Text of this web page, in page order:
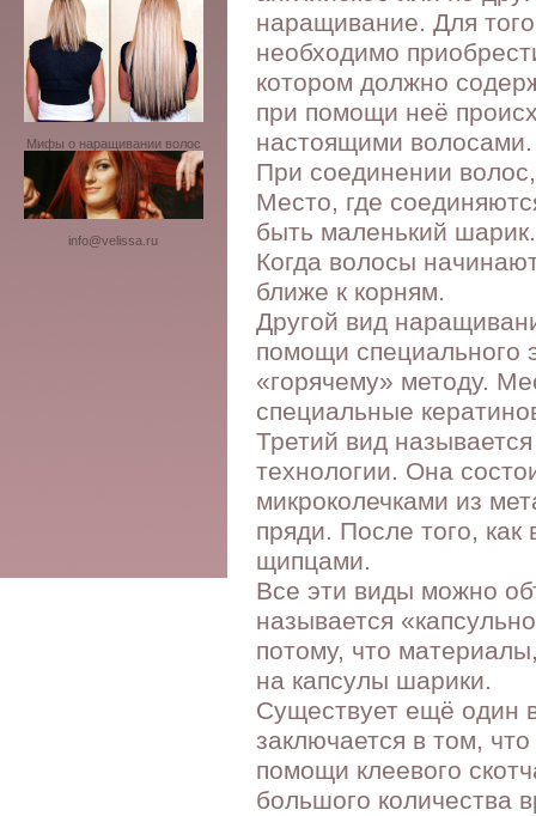
Мифы о наращивании волос
info@velissa.ru
наращивание. Для
необходимо
котором должно
при помощи неё
настоящими волосами.
При соединении
Место, где
быть маленький шарик.
Когда волосы
ближе к корням.
Другой вид
помощи специального
«горячему» методу.
специальные
Третий вид
технологии. Она
микроколечками из
пряди. После того,
щипцами.
Все эти виды можно
называется
потому, что
на капсулы шарики.
Существует ещё один
заключается в том,
помощи клеевого
большого количества